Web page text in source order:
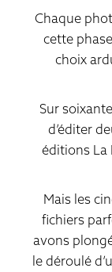
Chaque
cette
choix
Sur
d’éditer
éditions La
Mais les
fichiers
avons
le déroulé